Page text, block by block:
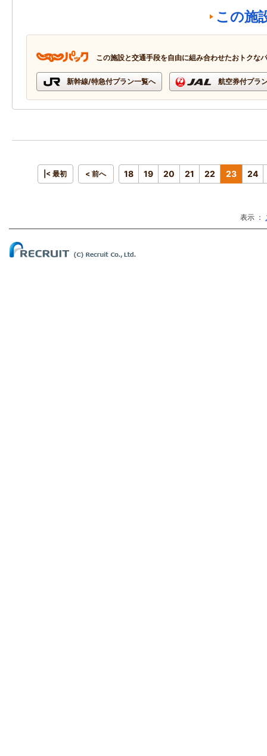
この施
この施設と交通手段を自由に組み合わせたおトクな
新幹線/特急付プラン一覧へ 航空券付プラ
|< 最初 < 前へ 18 19 20 21 22 23 24
表示 ：